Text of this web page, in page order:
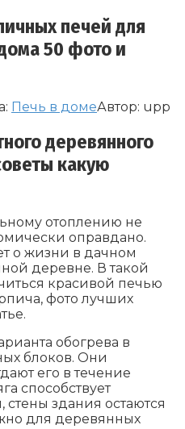
печей для
50 фото и
Печь в домеАвтор: upp
деревянного
какую
отоплению не
оправдано.
о жизни в дачном
деревне. В такой
красивой печью
фото лучших
обогрева в
блоков. Они
его в течение
способствует
здания остаются
для деревянных